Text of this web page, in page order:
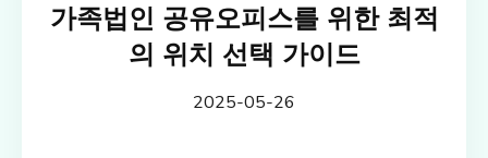
가족법인 공유오피스를 위한 최적
의 위치 선택 가이드
2025-05-26